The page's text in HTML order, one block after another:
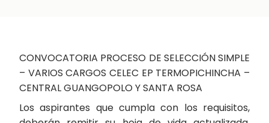
CONVOCATORIA PROCESO DE SELECCIÓN SIMPLE
– VARIOS CARGOS CELEC EP TERMOPICHINCHA –
CENTRAL GUANGOPOLO Y SANTA ROSA
Los aspirantes que cumpla con los requisitos,